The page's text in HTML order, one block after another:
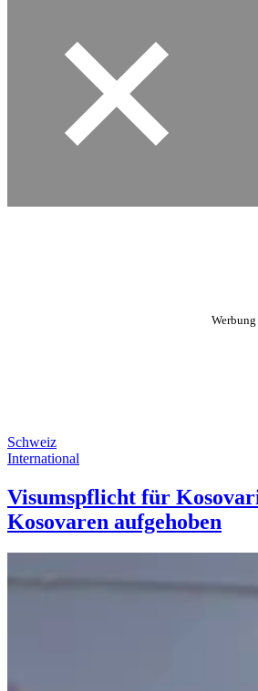
Schweiz
International
Visumspflicht für
Kosovaren aufgehoben